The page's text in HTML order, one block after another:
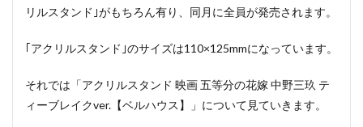
リルスタンド｣がもちろん有り、同月に全員が発売されます。
｢アクリルスタンド｣のサイズは110×125mmになっています。
それでは「アクリルスタンド 映画 五等分の花嫁 中野三玖 テ
ィーブレイクver.【ベルハウス】」について見ていきます。